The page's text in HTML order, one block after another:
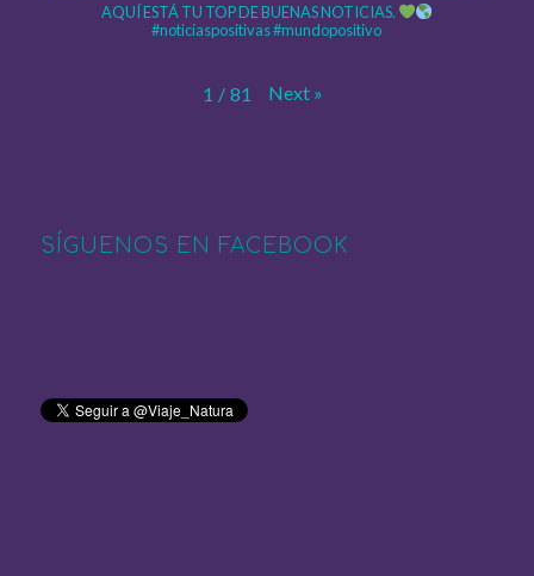
AQUÍ ESTÁ TU TOP DE BUENAS NOTICIAS.
#noticiaspositivas #mundopositivo
1 / 81 Next »
SÍGUENOS EN FACEBOOK